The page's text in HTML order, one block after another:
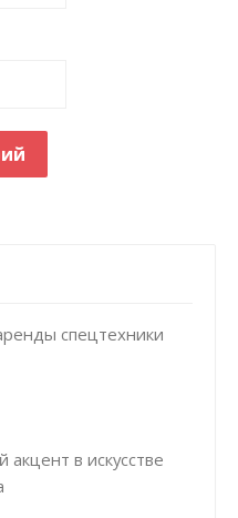
спецтехники
в искусстве